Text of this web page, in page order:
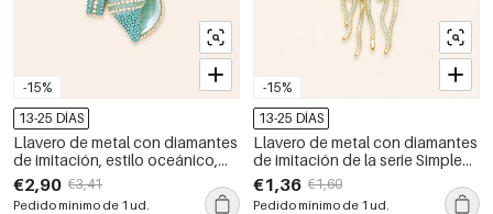
-15%
13-25 DÍAS
Llavero de metal con diamantes
de imitación, estilo oceánico,
color sólido natural, de la serie
Lujosa Serie Natural.
€2,90 €3,41
Pedido mínimo de 1 ud.
-15%
13-25 DÍAS
Llavero de metal con diamantes
de imitación de la serie Simple
Natural Animal Solid Color
Oceanic Colour Gradient Color
€1,36 €1,60
Pedido mínimo de 1 ud.